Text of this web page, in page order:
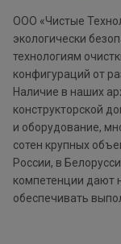
ООО «Чистые
экологически
технологиям
конфигураций от
Наличие в наших
конструкторской
и оборудование,
сотен крупных
России, в
компетенции дают
обеспечивать